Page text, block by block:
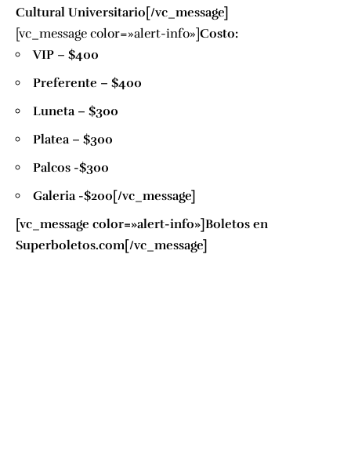
Cultural Universitario[/vc_message]
[vc_message color=»alert-info»]Costo:
VIP – $400
Preferente – $400
Luneta – $300
Platea – $300
Palcos -$300
Galeria -$200[/vc_message]
[vc_message color=»alert-info»]Boletos en
Superboletos.com[/vc_message]